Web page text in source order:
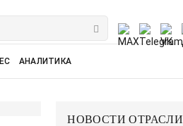
АНАЛИТИКА
НОВОСТИ ОТРАСЛИ